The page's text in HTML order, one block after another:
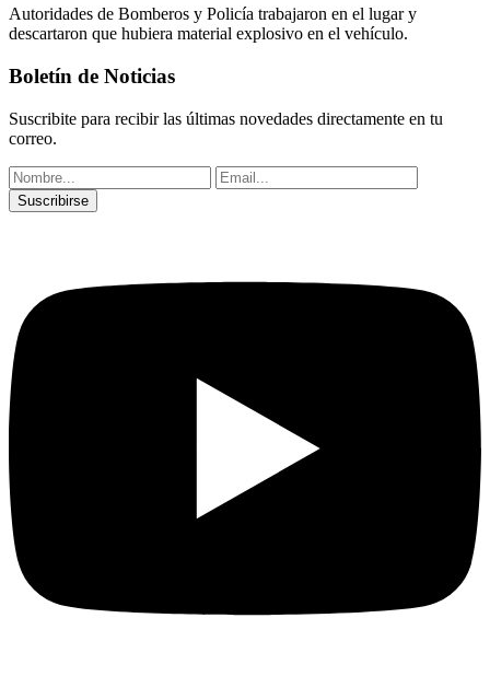
Autoridades de Bomberos y Policía trabajaron en el lugar y
descartaron que hubiera material explosivo en el vehículo.
Boletín de Noticias
Suscribite para recibir las últimas novedades directamente en tu
correo.
Suscribirse